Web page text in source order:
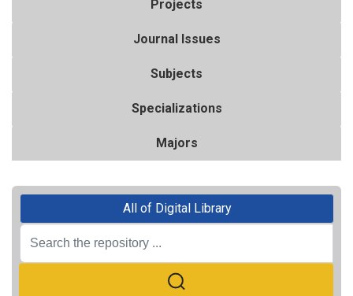
Projects
Journal Issues
Subjects
Specializations
Majors
All of Digital Library